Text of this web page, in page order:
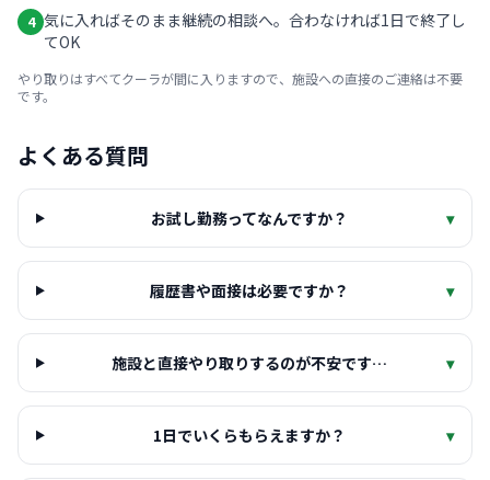
4 気に入ればそのまま継続の相談へ。合わなければ1日で終了し
てOK
やり取りはすべてクーラが間に入りますので、施設への直接のご連絡は不要
です。
よくある質問
お試し勤務ってなんですか？ ▾
履歴書や面接は必要ですか？ ▾
施設と直接やり取りするのが不安です… ▾
1日でいくらもらえますか？ ▾